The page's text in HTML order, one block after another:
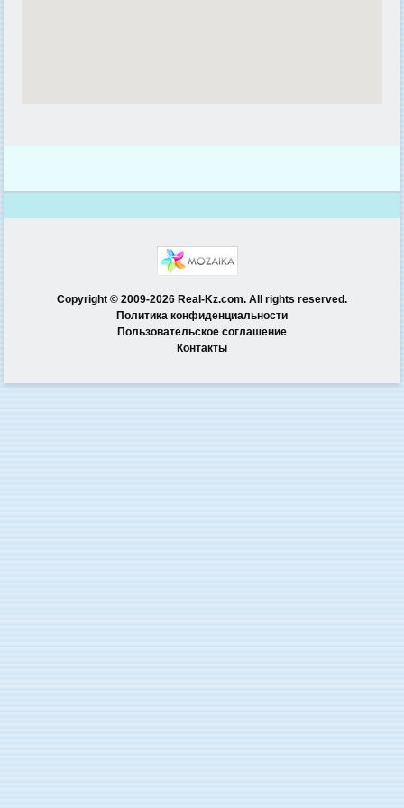
Copyright © 2009-2026 Real-Kz.com. All rights reserved.
Политика конфиденциальности
Пользовательское соглашение
Контакты